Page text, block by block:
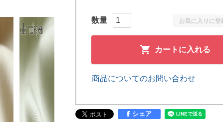
お気に入りに登
カートに入れる
商品についてのお問い合わせ
シェア